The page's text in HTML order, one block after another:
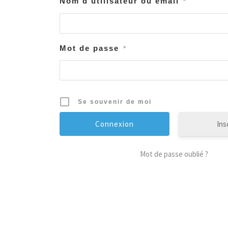
Mot de passe *
Se souvenir de moi
Mot de passe oublié ?